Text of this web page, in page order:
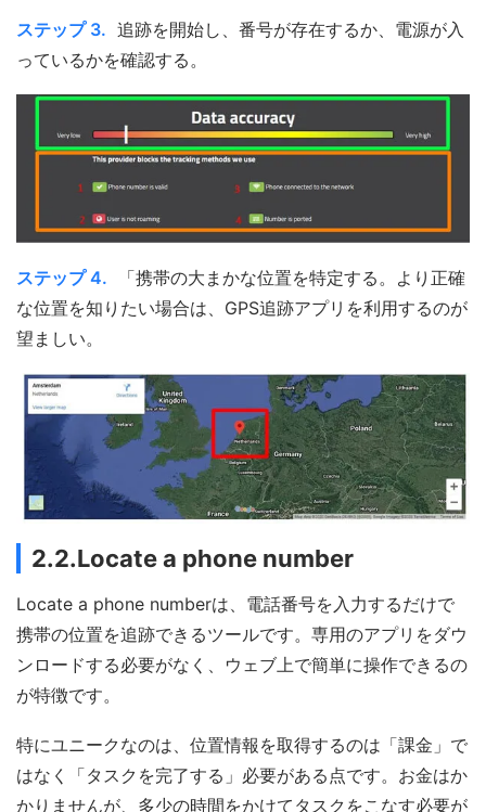
ステップ 3. 追跡を開始し、番号が存在するか、電源が入
っているかを確認する。
ステップ 4.
「携帯の大まかな位置を特定する。より正確
な位置を知りたい場合は、GPS追跡アプリを利用するのが
望ましい。
2.2.Locate a phone number
Locate a phone numberは、電話番号を入力するだけで
携帯の位置を追跡できるツールです。専用のアプリをダウ
ンロードする必要がなく、ウェブ上で簡単に操作できるの
が特徴です。
特にユニークなのは、位置情報を取得するのは「課金」で
はなく「タスクを完了する」必要がある点です。お金はか
かりませんが、多少の時間をかけてタスクをこなす必要が